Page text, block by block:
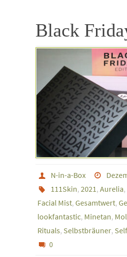
Black
N-in-a-Box
111Skin, 2021 , Aurelia,
Facial Mist, Gesamtwert,
lookfantastic, Minetan,
Rituals, Selbstbräuner,
0